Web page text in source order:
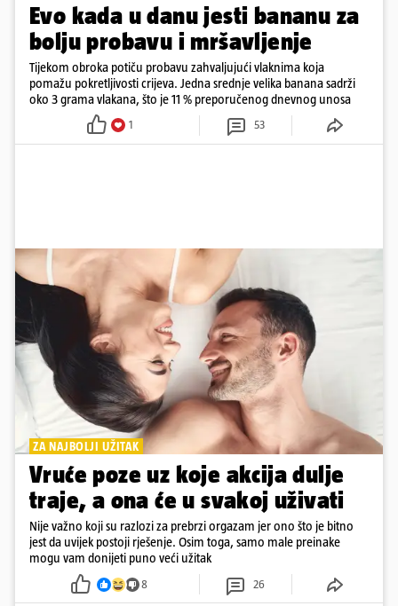
Evo kada u danu jesti bananu za
bolju probavu i mršavljenje
Tijekom obroka potiču probavu zahvaljujući vlaknima koja
pomažu pokretljivosti crijeva. Jedna srednje velika banana sadrži
oko 3 grama vlakana, što je 11 % preporučenog dnevnog unosa
1 53
ZA NAJBOLJI UŽITAK
Vruće poze uz koje akcija dulje
traje, a ona će u svakoj uživati
Nije važno koji su razlozi za prebrzi orgazam jer ono što je bitno
jest da uvijek postoji rješenje. Osim toga, samo male preinake
mogu vam donijeti puno veći užitak
8 26